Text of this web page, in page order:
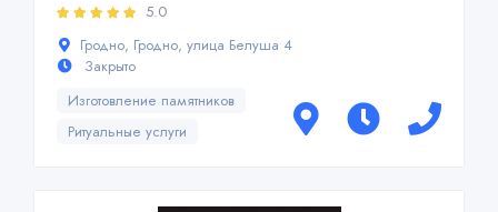
5.0
Гродно, Гродно, улица Белуша 4
Закрыто
Изготовление памятников
Ритуальные услуги